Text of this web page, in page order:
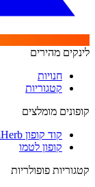
לינקים מהירים
חנויות
קטגוריות
קופונים מומלצים
קוד קופון iHerb
קופון לטמו
קטגוריות פופולריות